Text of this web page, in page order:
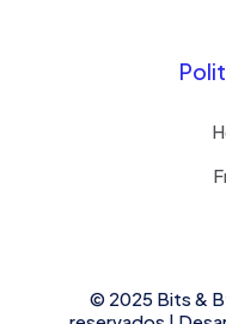
© 2025 Bits &